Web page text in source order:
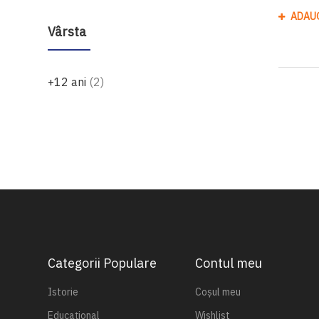
Vârsta
+12 ani 2produse
Categorii Populare
Istorie
Educațional
Contul meu
Coșul meu
Wishlist